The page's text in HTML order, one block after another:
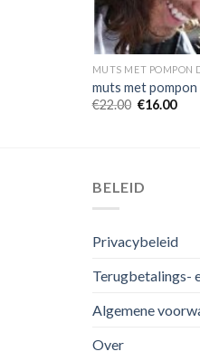
MUTS MET POMPON
muts met pompon
€22.00 €16.00
BELEID
Privacybeleid
Terugbetalings-
Algemene
Over